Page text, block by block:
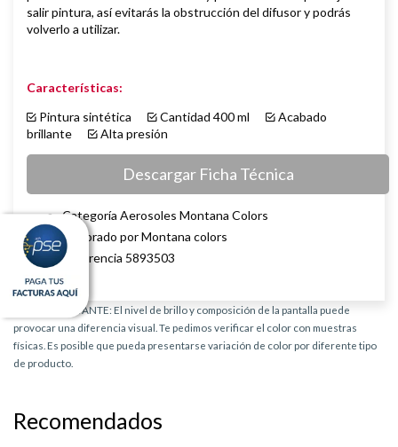
salir pintura, así evitarás la obstrucción del difusor y podrás
volverlo a utilizar.
Características:
Pintura sintética
Cantidad 400 ml
Acabado
brillante
Alta presión
Descargar Ficha Técnica
Categoría Aerosoles Montana Colors
Elaborado por Montana colors
Referencia 5893503
AVISO IMPORTANTE: El nivel de brillo y composición de la pantalla puede
provocar una diferencia visual. Te pedimos verificar el color con muestras
físicas. Es posible que pueda presentarse variación de color por diferente tipo
de producto.
Recomendados